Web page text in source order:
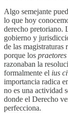
Algo semejante
lo que hoy
derecho pretoriano.
gobierno y
de las magistraturas
porque los praetores
razonaban la
formalmente el ius
importancia radica
no es una actividad
donde el Derecho
perfecciona.